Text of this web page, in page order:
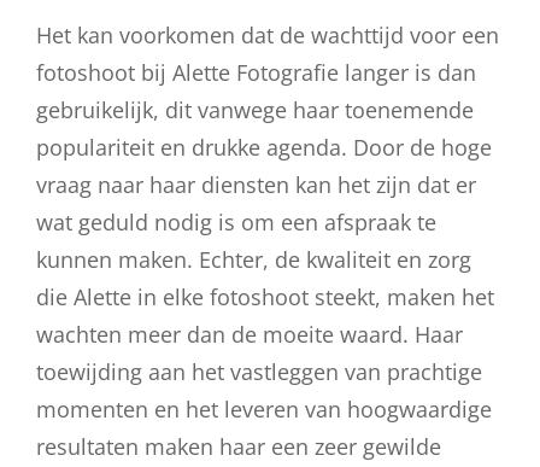
Het kan voorkomen dat de wachttijd voor een
fotoshoot bij Alette Fotografie langer is dan
gebruikelijk, dit vanwege haar toenemende
populariteit en drukke agenda. Door de hoge
vraag naar haar diensten kan het zijn dat er
wat geduld nodig is om een afspraak te
kunnen maken. Echter, de kwaliteit en zorg
die Alette in elke fotoshoot steekt, maken het
wachten meer dan de moeite waard. Haar
toewijding aan het vastleggen van prachtige
momenten en het leveren van hoogwaardige
resultaten maken haar een zeer gewilde